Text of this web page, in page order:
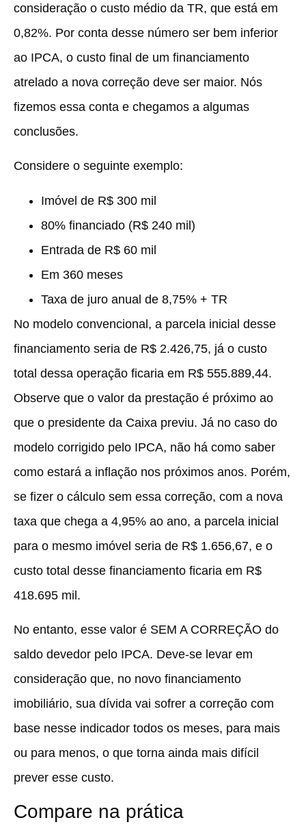
consideração o custo médio da TR, que está em
0,82%. Por conta desse número ser bem inferior
ao IPCA, o custo final de um financiamento
atrelado a nova correção deve ser maior. Nós
fizemos essa conta e chegamos a algumas
conclusões.
Considere o seguinte exemplo:
Imóvel de R$ 300 mil
80% financiado (R$ 240 mil)
Entrada de R$ 60 mil
Em 360 meses
Taxa de juro anual de 8,75% + TR
No modelo convencional, a parcela inicial desse
financiamento seria de R$ 2.426,75, já o custo
total dessa operação ficaria em R$ 555.889,44.
Observe que o valor da prestação é próximo ao
que o presidente da Caixa previu. Já no caso do
modelo corrigido pelo IPCA, não há como saber
como estará a inflação nos próximos anos. Porém,
se fizer o cálculo sem essa correção, com a nova
taxa que chega a 4,95% ao ano, a parcela inicial
para o mesmo imóvel seria de R$ 1.656,67, e o
custo total desse financiamento ficaria em R$
418.695 mil.
No entanto, esse valor é SEM A CORREÇÃO do
saldo devedor pelo IPCA. Deve-se levar em
consideração que, no novo financiamento
imobiliário, sua dívida vai sofrer a correção com
base nesse indicador todos os meses, para mais
ou para menos, o que torna ainda mais difícil
prever esse custo.
Compare na prática